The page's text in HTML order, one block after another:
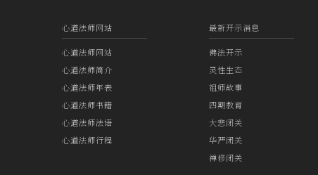
心道法师网站
心道法师网站
心道法师简介
心道法师年表
心道法师书籍
心道法师法语
心道法师行程
最新开示消息
佛法开示
灵性生态
祖师故事
四期教育
大悲闭关
华严闭关
禅修闭关